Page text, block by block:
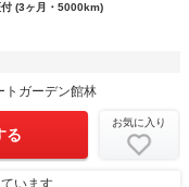
付 (3ヶ月・5000km)
トガーデン館林
る
お気に入り
います